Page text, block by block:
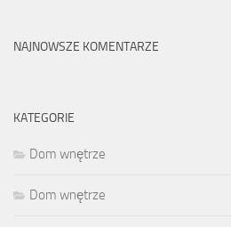
NAJNOWSZE KOMENTARZE
KATEGORIE
Dom wnętrze
Dom wnętrze